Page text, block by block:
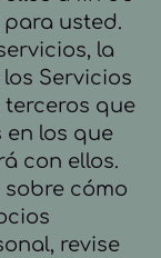
usted.
la
Servicios
terceros que
los que
con ellos.
cómo
revise